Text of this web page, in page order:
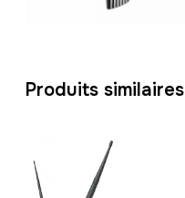
Produits similaires